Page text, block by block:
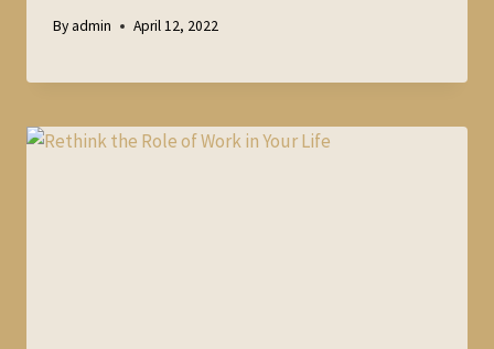
Byadmin April 12, 2022